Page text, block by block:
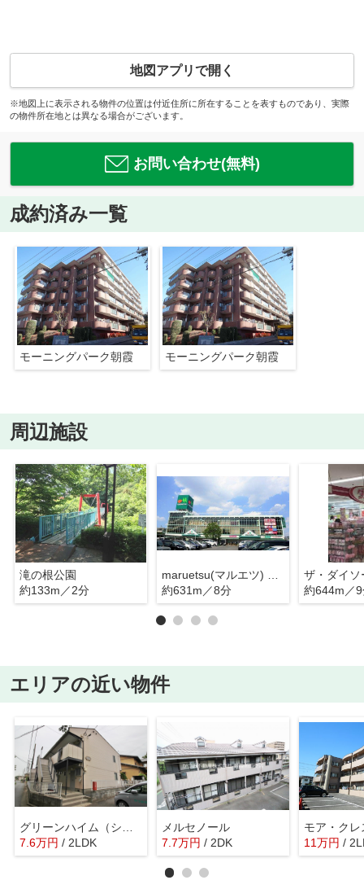
地図アプリで開く
※地図上に表示される物件の位置は付近住所に所在することを表すものであり、実際
の物件所在地とは異なる場合がございます。
お問い合わせ(無料)
成約済み一覧
モーニングパーク朝霞 モーニングパーク朝霞
周辺施設
滝の根公園
約133m／2分
約631m／8分
約644m／
エリアの近い物件
グリーンハイム（シャーメゾン）
7.6万円 / 2LDK
メルセノール
7.7万円 / 2DK
モア・クレ
11万円 /